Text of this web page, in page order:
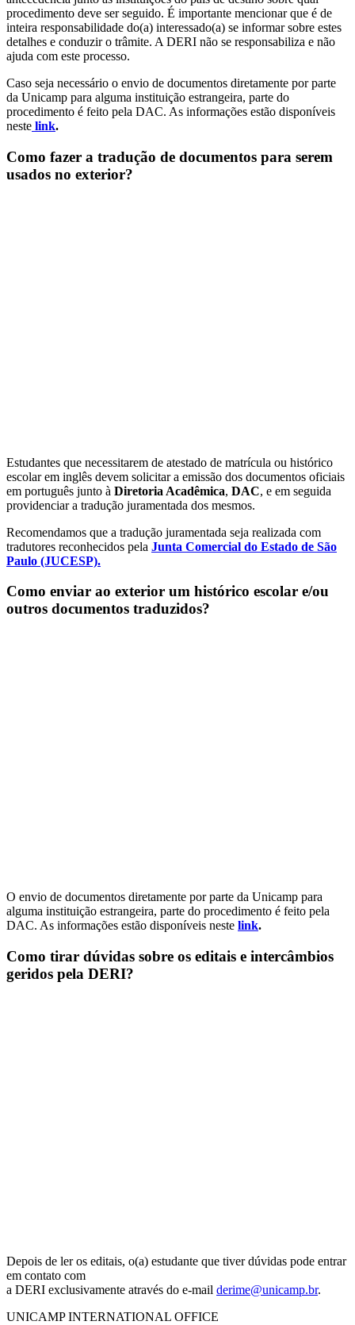
procedimento deve ser seguido. É importante mencionar que é de
inteira responsabilidade do(a) interessado(a) se informar sobre estes
detalhes e conduzir o trâmite. A DERI não se responsabiliza e não
ajuda com este processo.
Caso seja necessário o envio de documentos diretamente por parte
da Unicamp para alguma instituição estrangeira, parte do
procedimento é feito pela DAC. As informações estão disponíveis
neste link.
Como fazer a tradução de documentos para serem
usados no exterior?
Estudantes que necessitarem de atestado de matrícula ou histórico
escolar em inglês devem solicitar a emissão dos documentos oficiais
em português junto à Diretoria Acadêmica, DAC, e em seguida
providenciar a tradução juramentada dos mesmos.
Recomendamos que a tradução juramentada seja realizada com
tradutores reconhecidos pela Junta Comercial do Estado de São
Paulo (JUCESP).
Como enviar ao exterior um histórico escolar e/ou
outros documentos traduzidos?
O envio de documentos diretamente por parte da Unicamp para
alguma instituição estrangeira, parte do procedimento é feito pela
DAC. As informações estão disponíveis neste link.
Como tirar dúvidas sobre os editais e intercâmbios
geridos pela DERI?
Depois de ler os editais, o(a) estudante que tiver dúvidas pode entrar
em contato com
a DERI exclusivamente através do e-mail derime@unicamp.br.
UNICAMP INTERNATIONAL OFFICE